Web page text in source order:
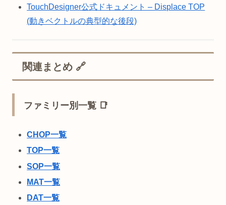
TouchDesigner公式ドキュメント – Displace TOP
(動きベクトルの典型的な後段)
関連まとめ 🔗
ファミリー別一覧 📑
CHOP一覧
TOP一覧
SOP一覧
MAT一覧
DAT一覧